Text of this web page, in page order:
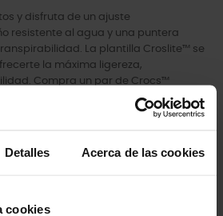
Detalles Acerca de las cookies
cookies
y disfruta de un ajuste
resistente al agua y una puntera
La plantilla Croslite™ se
la máxima ligereza,
Compra un par de Crocs™
para cualquier ocasión.
moldeado para ofrecer la
de Crocs.
secar.